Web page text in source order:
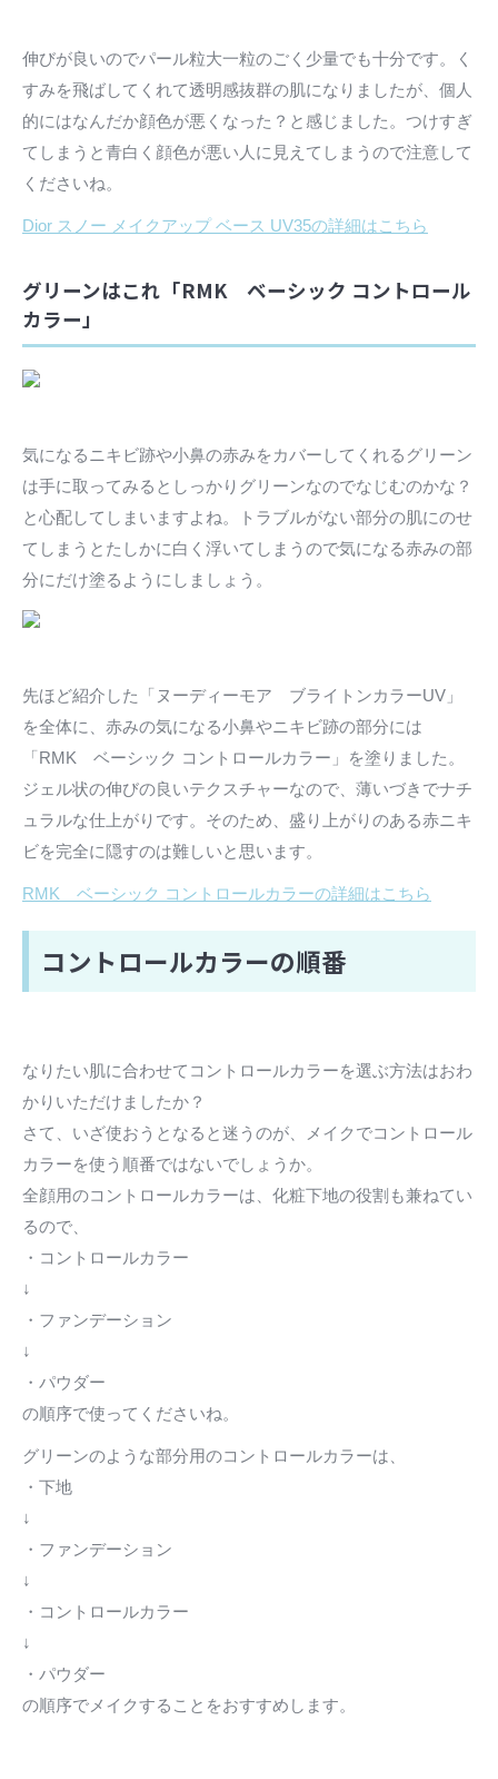
伸びが良いのでパール粒大一粒のごく少量でも十分です。く
すみを飛ばしてくれて透明感抜群の肌になりましたが、個人
的にはなんだか顔色が悪くなった？と感じました。つけすぎ
てしまうと青白く顔色が悪い人に見えてしまうので注意して
くださいね。
Dior スノー メイクアップ ベース UV35の詳細はこちら
グリーンはこれ「RMK ベーシック コントロール
カラー」
気になるニキビ跡や小鼻の赤みをカバーしてくれるグリーン
は手に取ってみるとしっかりグリーンなのでなじむのかな？
と心配してしまいますよね。トラブルがない部分の肌にのせ
てしまうとたしかに白く浮いてしまうので気になる赤みの部
分にだけ塗るようにしましょう。
先ほど紹介した「ヌーディーモア ブライトンカラーUV」
を全体に、赤みの気になる小鼻やニキビ跡の部分には
「RMK ベーシック コントロールカラー」を塗りました。
ジェル状の伸びの良いテクスチャーなので、薄いづきでナチ
ュラルな仕上がりです。そのため、盛り上がりのある赤ニキ
ビを完全に隠すのは難しいと思います。
RMK ベーシック コントロールカラーの詳細はこちら
コントロールカラーの順番
なりたい肌に合わせてコントロールカラーを選ぶ方法はおわ
かりいただけましたか？
さて、いざ使おうとなると迷うのが、メイクでコントロール
カラーを使う順番ではないでしょうか。
全顔用のコントロールカラーは、化粧下地の役割も兼ねてい
るので、
・コントロールカラー
↓
・ファンデーション
↓
・パウダー
の順序で使ってくださいね。
グリーンのような部分用のコントロールカラーは、
・下地
↓
・ファンデーション
↓
・コントロールカラー
↓
・パウダー
の順序でメイクすることをおすすめします。